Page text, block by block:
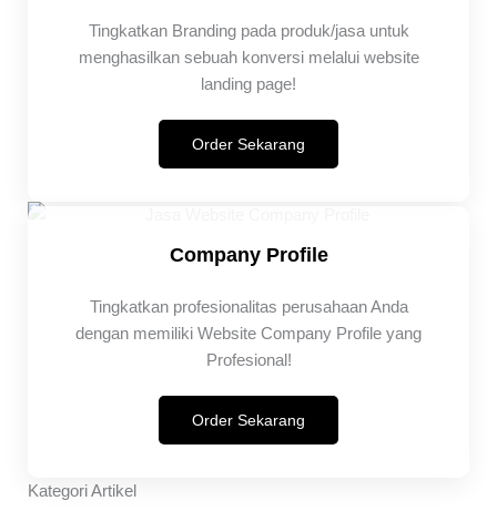
Tingkatkan Branding pada produk/jasa untuk
menghasilkan sebuah konversi melalui website
landing page!
Order Sekarang
Company Profile
Tingkatkan profesionalitas perusahaan Anda
dengan memiliki Website Company Profile yang
Profesional!
Order Sekarang
Kategori Artikel